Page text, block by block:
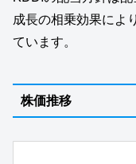
成長の相乗効果によ
ています。
株価推移